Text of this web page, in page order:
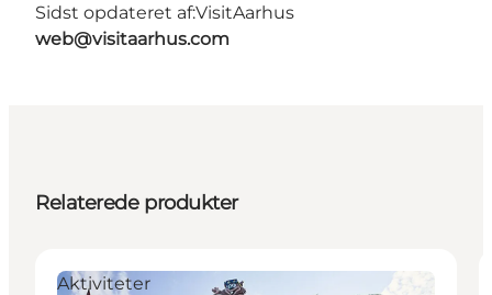
Sidst opdateret af:VisitAarhus
web@visitaarhus.com
Relaterede produkter
Aktiviteter